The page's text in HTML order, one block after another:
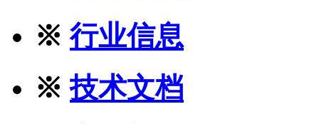
※行业信息
※技术文档